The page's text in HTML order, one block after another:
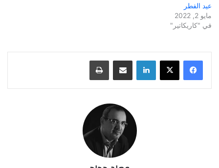
عيد الفطر
مايو 2, 2022
في "كاريكاتير"
لينكدإن مشاركة عبر البريد طباعة